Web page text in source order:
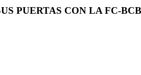
PUERTAS CON LA FC-